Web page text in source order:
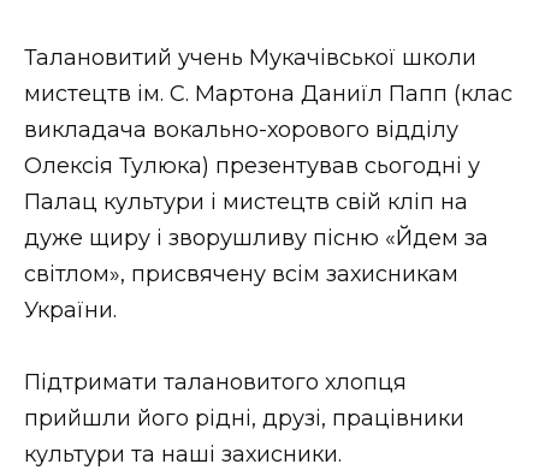
ЗАКАРПАТСЬКІ НОВИНИ
НОВИНИ ЗАХІДНОЇ УКРАЇНИ
Талановитий учень Мукачівської школи
мистецтв ім. С. Мартона Даниїл Папп (клас
викладача вокально-хорового відділу
Олексія Тулюка) презентував сьогодні у
Палац культури і мистецтв свій кліп на
дуже щиру і зворушливу пісню «Йдем за
світлом», присвячену всім захисникам
України.
Підтримати талановитого хлопця
прийшли його рідні, друзі, працівники
культури та наші захисники.